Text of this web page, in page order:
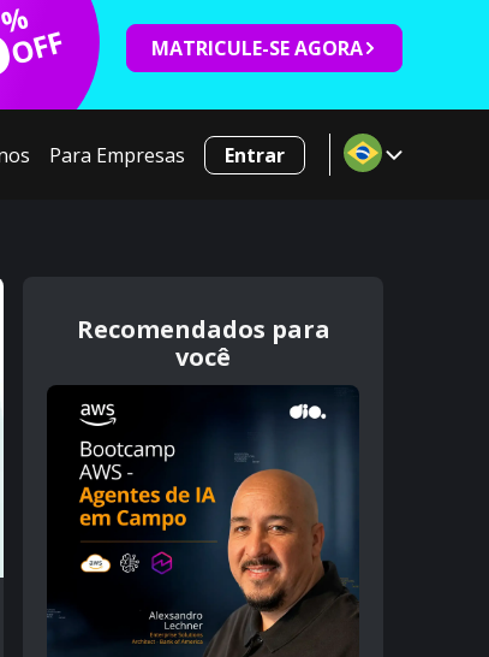
OFF MATRICULE-SE AGORA
Para Empresas Entrar
Recomendados para
você